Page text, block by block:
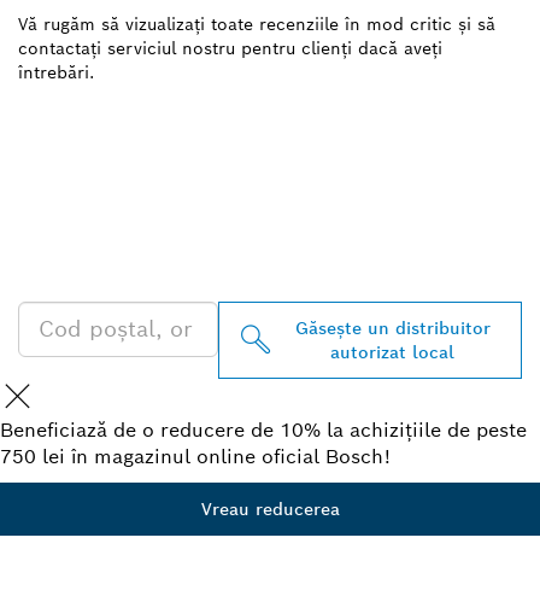
Vă rugăm să vizualizați toate recenziile în mod critic și să
contactați serviciul nostru pentru clienți dacă aveți
întrebări.
Găseşte un distribuitor
autorizat local
Beneficiază de o reducere de 10% la achizițiile de peste
750 lei în magazinul online oficial Bosch!
Vreau reducerea